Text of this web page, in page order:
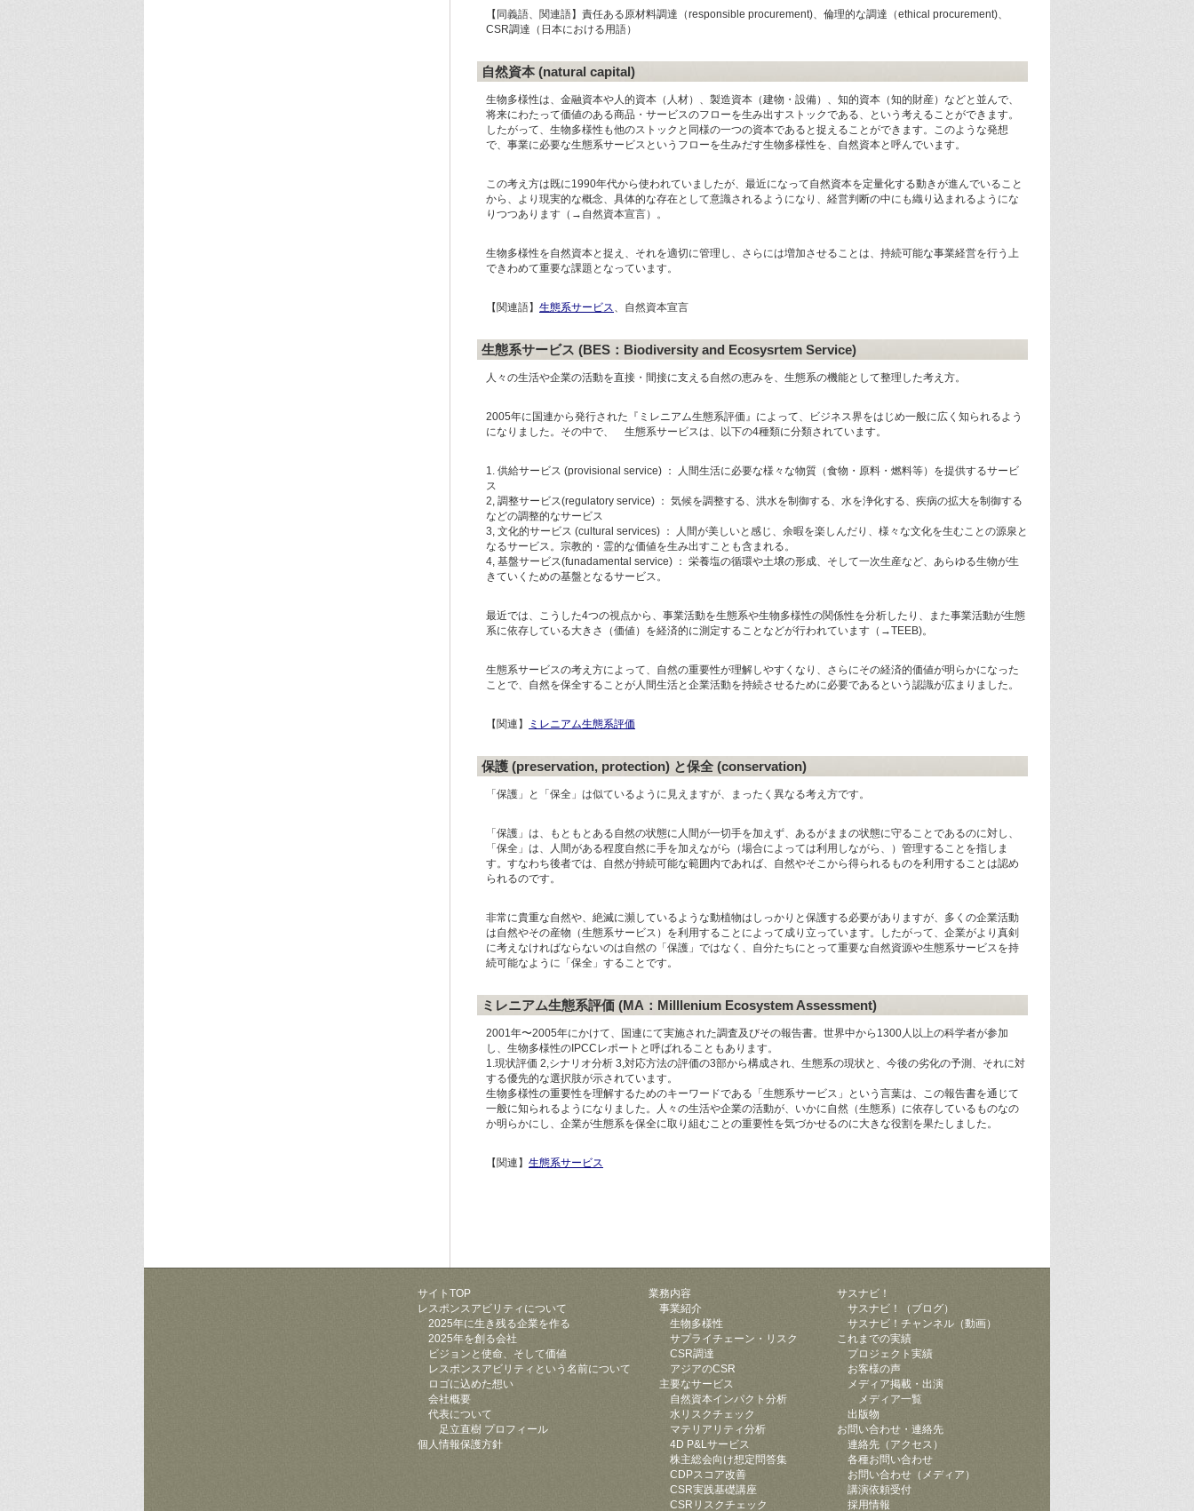
【同義語、関連語】責任ある原材料調達（responsible procurement)、倫理的な調達（ethical procurement)、
CSR調達（日本における用語）
自然資本 (natural capital)
生物多様性は、金融資本や人的資本（人材）、製造資本（建物・設備）、知的資本（知的財産）などと並んで、
将来にわたって価値のある商品・サービスのフローを生み出すストックである、という考えることができます。
したがって、生物多様性も他のストックと同様の一つの資本であると捉えることができます。このような発想
で、事業に必要な生態系サービスというフローを生みだす生物多様性を、自然資本と呼んでいます。
この考え方は既に1990年代から使われていましたが、最近になって自然資本を定量化する動きが進んでいること
から、より現実的な概念、具体的な存在として意識されるようになり、経営判断の中にも織り込まれるようにな
りつつあります（→自然資本宣言）。
生物多様性を自然資本と捉え、それを適切に管理し、さらには増加させることは、持続可能な事業経営を行う上
できわめて重要な課題となっています。
【関連語】 生態系サービス、自然資本宣言
生態系サービス (BES：Biodiversity and Ecosysrtem Service)
人々の生活や企業の活動を直接・間接に支える自然の恵みを、生態系の機能として整理した考え方。
2005年に国連から発行された『ミレニアム生態系評価』によって、ビジネス界をはじめ一般に広く知られるよう
になりました。その中で、 生態系サービスは、以下の4種類に分類されています。
1. 供給サービス (provisional service) ： 人間生活に必要な様々な物質（食物・原料・燃料等）を提供するサービ
ス
2, 調整サービス(regulatory service) ： 気候を調整する、洪水を制御する、水を浄化する、疾病の拡大を制御する
などの調整的なサービス
3, 文化的サービス (cultural services) ： 人間が美しいと感じ、余暇を楽しんだり、様々な文化を生むことの源泉と
なるサービス。宗教的・霊的な価値を生み出すことも含まれる。
4, 基盤サービス(funadamental service) ： 栄養塩の循環や土壌の形成、そして一次生産など、あらゆる生物が生
きていくための基盤となるサービス。
最近では、こうした4つの視点から、事業活動を生態系や生物多様性の関係性を分析したり、また事業活動が生態
系に依存している大きさ（価値）を経済的に測定することなどが行われています（→TEEB)。
生態系サービスの考え方によって、自然の重要性が理解しやすくなり、さらにその経済的価値が明らかになった
ことで、自然を保全することが人間生活と企業活動を持続させるために必要であるという認識が広まりました。
【関連】 ミレニアム生態系評価
保護 (preservation, protection) と保全 (conservation)
「保護」と「保全」は似ているように見えますが、まったく異なる考え方です。
「保護」は、もともとある自然の状態に人間が一切手を加えず、あるがままの状態に守ることであるのに対し、
「保全」は、人間がある程度自然に手を加えながら（場合によっては利用しながら、）管理することを指しま
す。すなわち後者では、自然が持続可能な範囲内であれば、自然やそこから得られるものを利用することは認め
られるのです。
非常に貴重な自然や、絶滅に瀕しているような動植物はしっかりと保護する必要がありますが、多くの企業活動
は自然やその産物（生態系サービス）を利用することによって成り立っています。したがって、企業がより真剣
に考えなければならないのは自然の「保護」ではなく、自分たちにとって重要な自然資源や生態系サービスを持
続可能なように「保全」することです。
ミレニアム生態系評価 (MA：Milllenium Ecosystem Assessment)
2001年〜2005年にかけて、国連にて実施された調査及びその報告書。世界中から1300人以上の科学者が参加
し、生物多様性のIPCCレポートと呼ばれることもあります。
1.現状評価 2,シナリオ分析 3,対応方法の評価の3部から構成され、生態系の現状と、今後の劣化の予測、それに対
する優先的な選択肢が示されています。
生物多様性の重要性を理解するためのキーワードである「生態系サービス」という言葉は、この報告書を通じて
一般に知られるようになりました。人々の生活や企業の活動が、いかに自然（生態系）に依存しているものなの
か明らかにし、企業が生態系を保全に取り組むことの重要性を気づかせるのに大きな役割を果たしました。
【関連】 生態系サービス
サイトTOP
レスポンスアビリティについて
2025年に生き残る企業を作る
2025年を創る会社
ビジョンと使命、そして価値
レスポンスアビリティという名前について
ロゴに込めた想い
会社概要
代表について
足立直樹 プロフィール
個人情報保護方針
業務内容
事業紹介
生物多様性
サプライチェーン・リスク
CSR調達
アジアのCSR
主要なサービス
自然資本インパクト分析
水リスクチェック
マテリアリティ分析
4D P&Lサービス
株主総会向け想定問答集
CDPスコア改善
CSR実践基礎講座
CSRリスクチェック
サスナビ！
サスナビ！（ブログ）
サスナビ！チャンネル（動画）
これまでの実績
プロジェクト実績
お客様の声
メディア掲載・出演
メディア一覧
出版物
お問い合わせ・連絡先
連絡先（アクセス）
各種お問い合わせ
お問い合わせ（メディア）
講演依頼受付
採用情報